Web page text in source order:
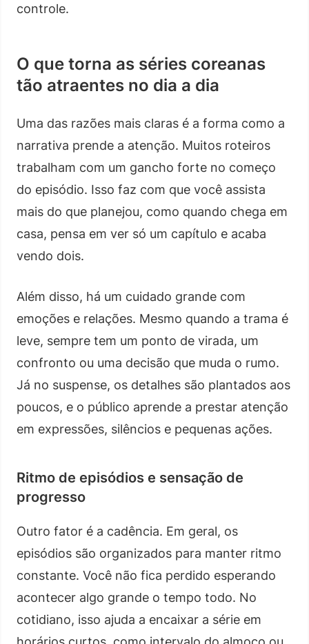
controle.
O que torna as séries coreanas
tão atraentes no dia a dia
Uma das razões mais claras é a forma como a
narrativa prende a atenção. Muitos roteiros
trabalham com um gancho forte no começo
do episódio. Isso faz com que você assista
mais do que planejou, como quando chega em
casa, pensa em ver só um capítulo e acaba
vendo dois.
Além disso, há um cuidado grande com
emoções e relações. Mesmo quando a trama é
leve, sempre tem um ponto de virada, um
confronto ou uma decisão que muda o rumo.
Já no suspense, os detalhes são plantados aos
poucos, e o público aprende a prestar atenção
em expressões, silêncios e pequenas ações.
Ritmo de episódios e sensação de
progresso
Outro fator é a cadência. Em geral, os
episódios são organizados para manter ritmo
constante. Você não fica perdido esperando
acontecer algo grande o tempo todo. No
cotidiano, isso ajuda a encaixar a série em